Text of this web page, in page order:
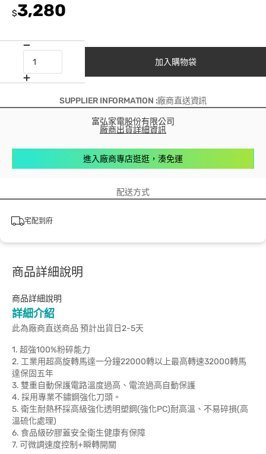
$3,280
加入購物袋
SUPPLIER INFORMATION :廠商直送資訊
富弘家電股份有限公司
廠商出貨詳細資訊
進入廠商專店逛逛，湊免運
配送方式
宅配到府
商品詳細說明
商品詳細說明
詳細介紹
此為廠商直送商品 預計出貨日2-5天
1. 超強100%粉碎能力
2. 工業用超高旋轉馬達一分鐘22000轉以上最高轉速32000轉馬
達保固五年
3. 雙重自動保護電路溫度過高、電流過高自動保護
4. 採用專業不鏽鋼強化刀頭。
5. 衛生耐熱杯採高級強化透明塑鋼(強化PC)耐高溫、不易碎損(高
溫硫化處理)
6. 食品級矽膠蓋安全衛生健康有保障
7. 可微調速度控制+瞬轉開關